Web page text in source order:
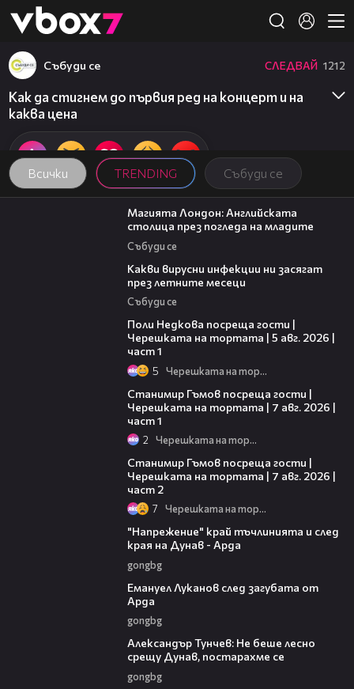
👾
Всички TRENDING Събуди се
Събуди се СЛЕДВАЙ 1212
Как да стигнем до първия ред на концерт и на
каква цена
05:03
Магията Лондон: Английската
столица през погледа на младите
Събуди се
Какви вирусни инфекции ни засягат
през летните месеци
Събуди се
Поли Недкова посреща гости |
Черешката на тортата | 5 авг. 2026 |
част 1
5 Черешката на тортата
Станимир Гъмов посреща гости |
Черешката на тортата | 7 авг. 2026 |
част 1
2 Черешката на тортата
Станимир Гъмов посреща гости |
Черешката на тортата | 7 авг. 2026 |
част 2
7 Черешката на тортата
"Напрежение" край тъчлинията и след
края на Дунав - Арда
gongbg
Емануел Луканов след загубата от
Арда
gongbg
Александър Тунчев: Не беше лесно
срещу Дунав, постарахме се
gongbg